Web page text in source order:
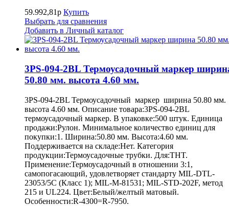
59.992,81р Купить
Выбрать для сравнения
Добавить в Личный каталог
3PS-094-2BL Термоусадочный маркер
50.80 мм. высота 4.60 мм.
3PS-094-2BL Термоусадочный маркер ширина 50.80 мм.
высота 4.60 мм. Описание товара:3PS-094-2BL
термоусадочный маркер. В упаковке:500 штук. Единица
продажи:Рулон. Минимальное количество единиц для
покупки:1. Ширина:50.80 мм. Высота:4.60 мм.
Поддерживается на складе:Нет. Категория
продукции:Термоусадочные трубки. Для:THT.
Применение:Термоусадочный в отношении 3:1,
самопогасающий, удовлетворяет стандарту MIL-DTL-
23053/5C (Класс 1); MIL-M-81531; MIL-STD-202F, метод
215 и UL224. Цвет:Белый/желтый матовый.
Особенности:R-4300=R-7950.